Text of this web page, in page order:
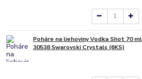
Poháre na liehoviny Vodka Shot 70 ml
30538 Swarovski Crystals (6KS)